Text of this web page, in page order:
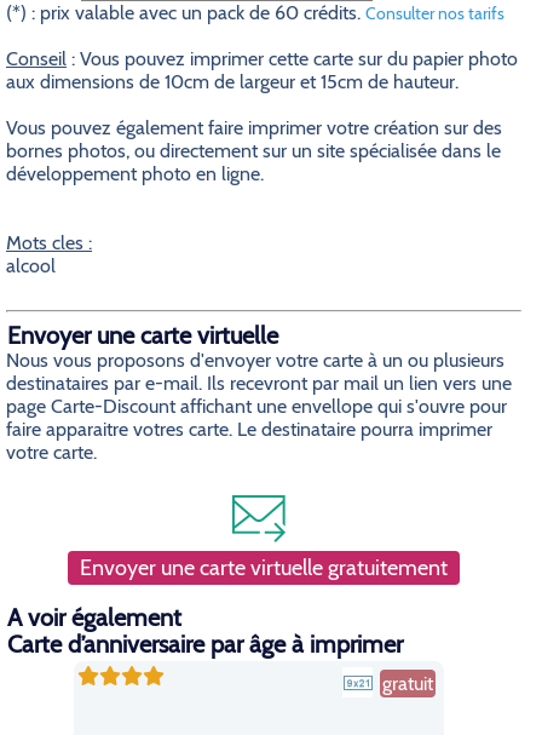
(*) : prix valable avec un pack de 60 crédits. Consulter nos tarifs
Conseil : Vous pouvez imprimer cette carte sur du papier photo
aux dimensions de 10cm de largeur et 15cm de hauteur.
Vous pouvez également faire imprimer votre création sur des
bornes photos, ou directement sur un site spécialisée dans le
développement photo en ligne.
Mots cles :
alcool
Envoyer une carte virtuelle
Nous vous proposons d'envoyer votre carte à un ou plusieurs
destinataires par e-mail. Ils recevront par mail un lien vers une
page Carte-Discount affichant une envellope qui s'ouvre pour
faire apparaitre votres carte. Le destinataire pourra imprimer
votre carte.
Envoyer une carte virtuelle gratuitement
A voir également
Carte d’anniversaire par âge à imprimer
gratuit